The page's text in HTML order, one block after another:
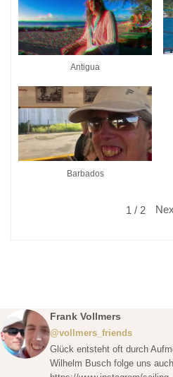
Antigua
Barbados
1 / 2
Frank Vollmers
@vollmers_friends
Glück entsteht oft durch
Wilhelm Busch folge uns